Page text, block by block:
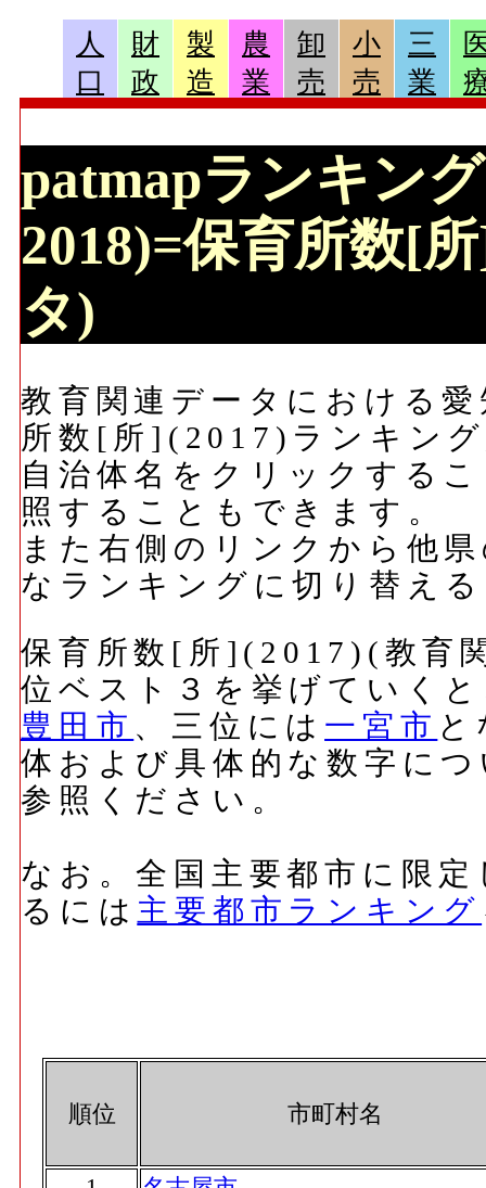
人
口
財
政
製
造
農
業
卸
売
小
売
三
業
patmapランキン
2018)=保育所数[
タ)
教育関連データにおける
所数[所](2017)ランキン
自治体名をクリックする
照することもできます。
また右側のリンクから他
なランキングに切り替え
保育所数[所](2017)(教育
位ベスト３を挙げていく
豊田市 、三位には 一宮市
体および具体的な数字に
参照ください。
なお。全国主要都市に限
るには 主要都市ランキング
順位 市町村名